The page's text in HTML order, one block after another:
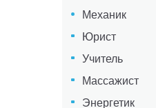
Механик
Юрист
Учитель
Массажист
Энергетик